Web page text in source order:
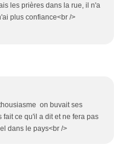
les prières dans la rue, il n'a
plus confiance<br />
on buvait ses
ce qu'il a dit et ne fera pas
dans le pays<br />